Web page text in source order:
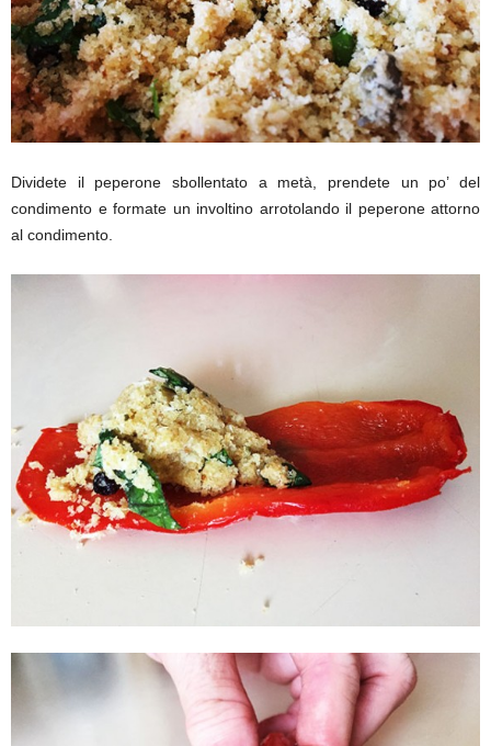
Dividete il peperone sbollentato a metà, prendete un po’ del
condimento e formate un involtino arrotolando il peperone attorno
al condimento.